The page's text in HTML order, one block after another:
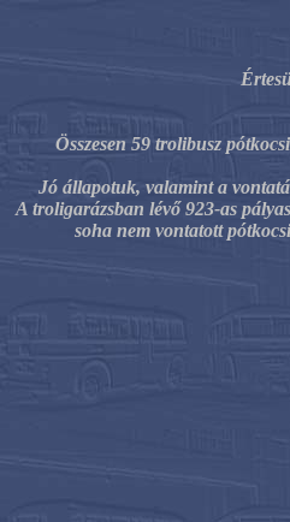
Összesen 59 trolibusz
Jó állapotuk, valamint a
A troligarázsban lévő 923-as
soha nem vontatott